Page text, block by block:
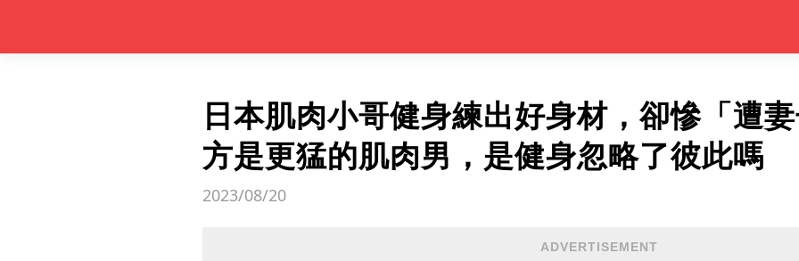
日本肌肉小哥健身練出好身材，卻慘「遭
方是更猛的肌肉男，是健身忽略了彼此嗎
2023/08/20
ADVERTISEMENT